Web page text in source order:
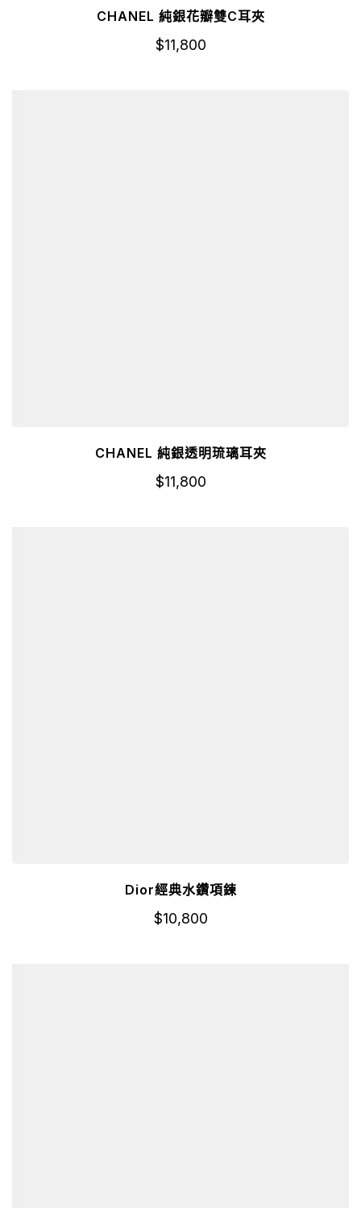
CHANEL 純銀花瓣雙C耳夾
$11,800
CHANEL 純銀透明琉璃耳夾
$11,800
Dior經典水鑽項鍊
$10,800